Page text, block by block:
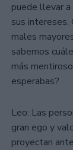
puede llevar
sus
males
sabemos
más
esperabas?
Leo: Las
gran ego y
proyectan